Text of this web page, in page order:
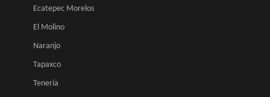
Ecatepec Morelos
El Molino
Naranjo
Tapaxco
Tenería